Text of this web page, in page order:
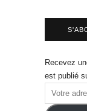
Recevez
est publié